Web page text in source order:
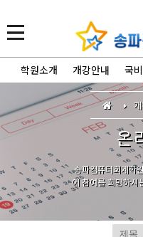
학원소개 개강안내 국
온
송파컴퓨터회계학
에 참여를 희망하시